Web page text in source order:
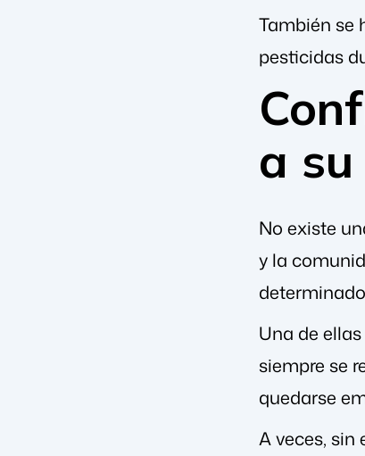
También se
pesticidas
a
No existe
y la
Una de
siempre se
quedarse
A veces, sin